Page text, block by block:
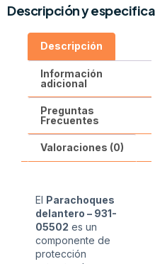
Descripción y
Descripción
Información
adicional
Preguntas
Frecuentes
Valoraciones (0)
El Parachoques
delantero – 931-
05502 es un
componente de
protección